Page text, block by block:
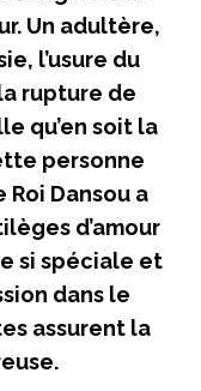
Un adultère,
l’usure du
rupture de
qu’en soit la
personne
Dansou a
d’amour
si spéciale et
dans le
assurent la